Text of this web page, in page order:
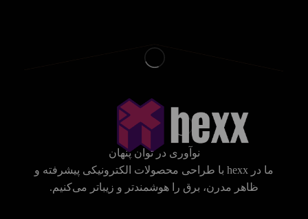
نوآوری در توان پنهان
ما در hexx با طراحی محصولات الکترونیکی پیشرفته و
ظاهر مدرن، برق را هوشمندتر و زیباتر می‌کنیم.